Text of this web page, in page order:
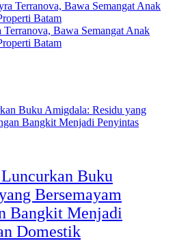
Bawa Semangat Anak
Batam
Buku
Bersemayam
Bangkit Menjadi
Domestik